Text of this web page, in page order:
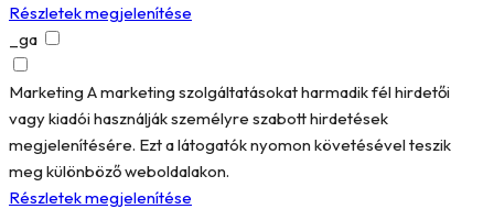
Részletek megjelenítése
_ga
Marketing A marketing szolgáltatásokat harmadik fél hirdetői
vagy kiadói használják személyre szabott hirdetések
megjelenítésére. Ezt a látogatók nyomon követésével teszik
meg különböző weboldalakon.
Részletek megjelenítése